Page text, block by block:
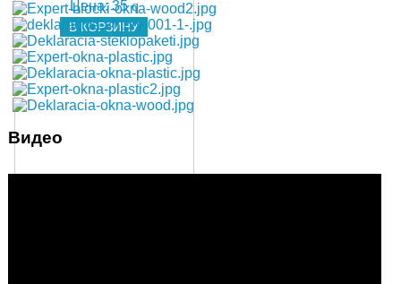
Цена:35 q
В КОРЗИНУ
Видео